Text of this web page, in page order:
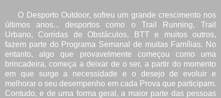
O Desporto Outdoor, sofreu um grande crescimento nos
últimos anos... desportos como o Trail Running, Trail
Urbano, Corridas de Obstáculos, BTT e muitos outros,
fazem parte do Programa Semanal de muitas Famílias. No
entanto, algo que provavelmente começou como uma
brincadeira, começa a deixar de o ser, a partir do momento
em que surge a necessidade e o desejo de evoluir e
melhorar o seu desempenho em cada Prova que participam.
Contudo, e de uma forma geral, a maior parte das pessoas